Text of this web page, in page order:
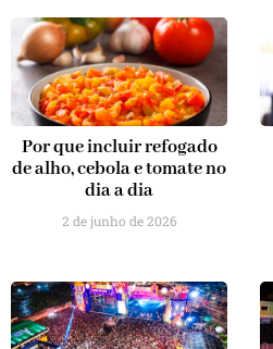
Por que incluir refogado
de alho, cebola e tomate no
dia a dia
2 de junho de 2026